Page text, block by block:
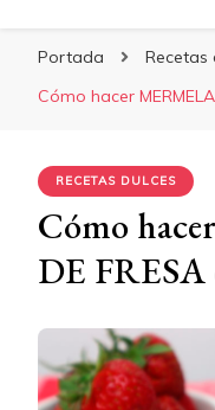
Portada
Recetas
Cómo hacer
RECETAS DULCES
Cómo
DE FRESA